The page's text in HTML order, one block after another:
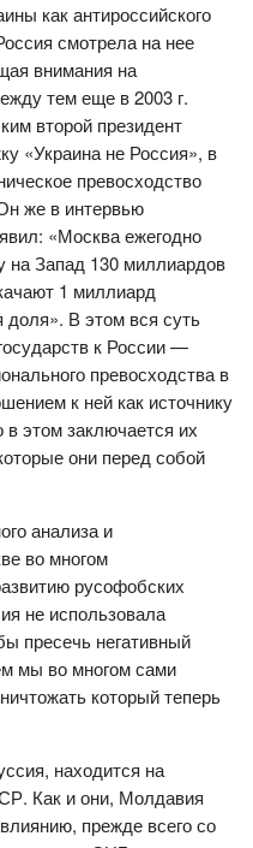
как антироссийского
смотрела на нее
внимания на
тем еще в 2003 г.
второй президент
«Украина не Россия», в
превосходство
же в интервью
«Москва ежегодно
на Запад 130 миллиардов
1 миллиард
В этом вся суть
к России —
превосходства в
к ней как источнику
в этом заключается их
они перед собой
анализа и
во многом
русофобских
не использовала
пресечь негативный
мы во многом сами
который теперь
находится на
Как и они, Молдавия
прежде всего со